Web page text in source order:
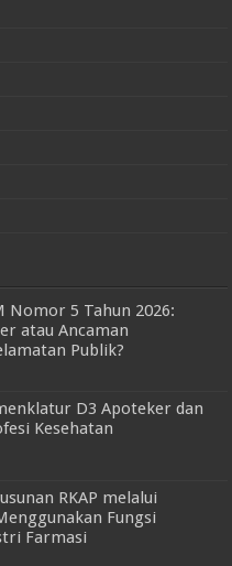
Nomor 5 Tahun 2026:
atau Ancaman
Publik?
D3 Apoteker dan
Kesehatan
RKAP melalui
Fungsi
Farmasi